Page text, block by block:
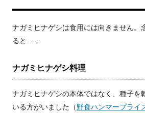
ナガミヒナゲシは食用には向きません。
ると……
ナガミヒナゲシ料理
ナガミヒナゲシの本体ではなく、種子を
いる方がいました（野食ハンマープライ